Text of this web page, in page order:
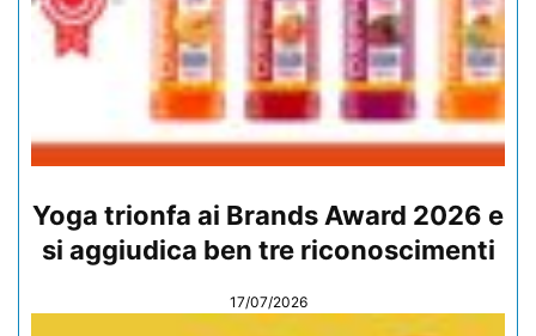
Yoga trionfa ai Brands Award 2026 e
si aggiudica ben tre riconoscimenti
17/07/2026